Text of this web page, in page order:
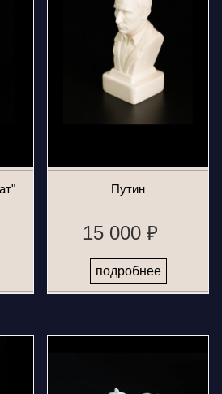
Путин
15 000 ₽
подробнее